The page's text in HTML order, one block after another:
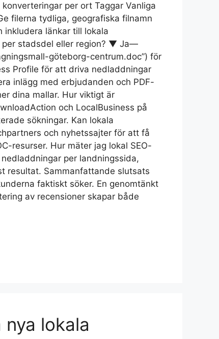
per ort Taggar Vanliga
filerna tydliga, geografiska filnamn
inkludera länkar till lokala
per stadsdel eller region? ▼ Ja—
göteborg-centrum.doc”) för
Profile för att driva nedladdningar
inlägg med erbjudanden och PDF-
dina mallar. Hur viktigt är
och LocalBusiness på
sökningar. Kan lokala
och nyhetssajter för att få
resurser. Hur mäter jag lokal SEO-
per landningssida,
resultat. Sammanfattande slutsats
faktiskt söker. En genomtänkt
av recensioner skapar både
lokala